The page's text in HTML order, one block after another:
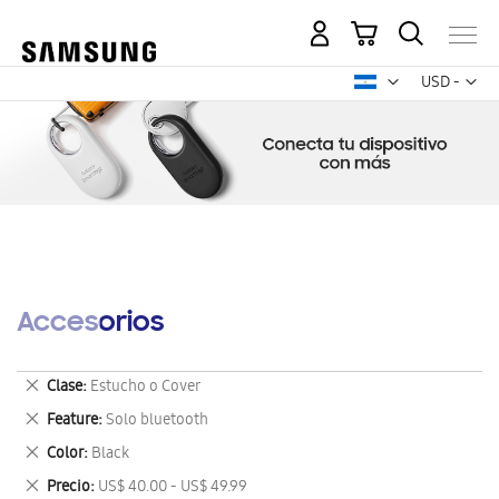
USD -
dólar
Mi carrito
Accesorios
Clase Estucho o Cover
Eliminar
este
artículo
Feature Solo bluetooth
Eliminar
este
artículo
Color Black
Eliminar
este
Precio US$ 40.00 - US$ 49.99
Eliminar